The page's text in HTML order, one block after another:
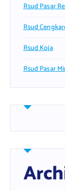
Rsud Pasar
Rsud
Rsud Koja
Rsud Pasar